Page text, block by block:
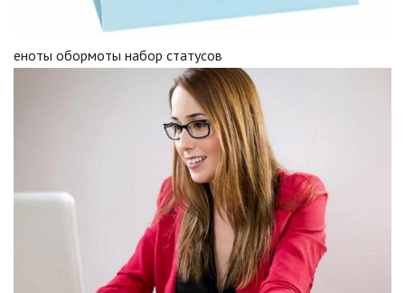
еноты обормоты набор статусов